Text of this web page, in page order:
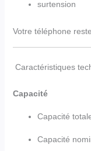
surtension
Votre téléphone
Caractéristiques
Capacité
Capacité
Capacité